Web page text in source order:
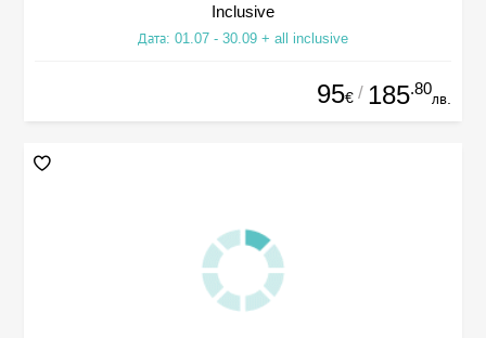
Inclusive
Дата: 01.07 - 30.09 + all inclusive
95€ / 185.80
лв.